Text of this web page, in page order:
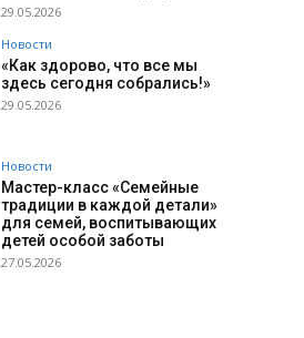
29.05.2026
Новости
«Как здорово, что все мы
здесь сегодня собрались!»
29.05.2026
Новости
Мастер-класс «Семейные
традиции в каждой детали»
для семей, воспитывающих
детей особой заботы
27.05.2026